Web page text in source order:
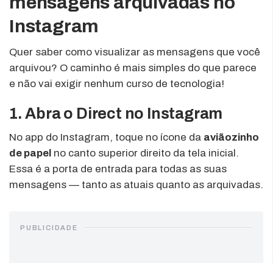
Instagram
Quer saber como visualizar as mensagens que você
arquivou? O caminho é mais simples do que parece
e não vai exigir nenhum curso de tecnologia!
1. Abra o Direct no Instagram
No app do Instagram, toque no ícone da aviãozinho
de papel no canto superior direito da tela inicial.
Essa é a porta de entrada para todas as suas
mensagens — tanto as atuais quanto as arquivadas.
PUBLICIDADE